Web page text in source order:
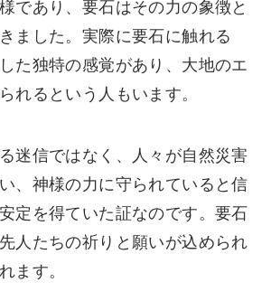
であり、要石はその力の象徴と
ました。実際に要石に触れる
た独特の感覚があり、大地のエ
れるという人もいます。
迷信ではなく、人々が自然災害
、神様の力に守られていると信
定を得ていた証なのです。要石
人たちの祈りと願いが込められ
ます。